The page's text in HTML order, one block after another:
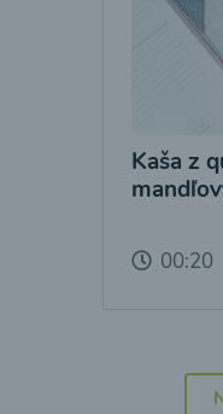
Kaša z
00:20